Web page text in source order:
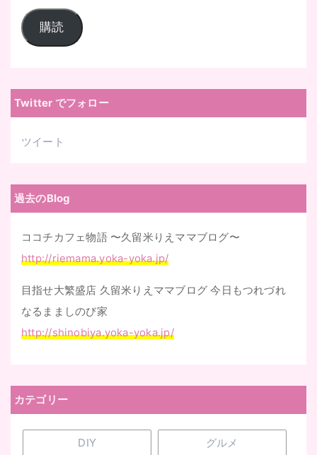
ー
ル
レ
購読
Twitter でフォロー
ツイート
過去のBlog
ココチカフェ物語 〜久留米りえママブログ〜
http://riemama.yoka-yoka.jp/
目指せ大繁盛店 久留米りえママブログ 今日もつれづれ
なるまましのび家
http://shinobiya.yoka-yoka.jp/
カテゴリー
DIY グルメ